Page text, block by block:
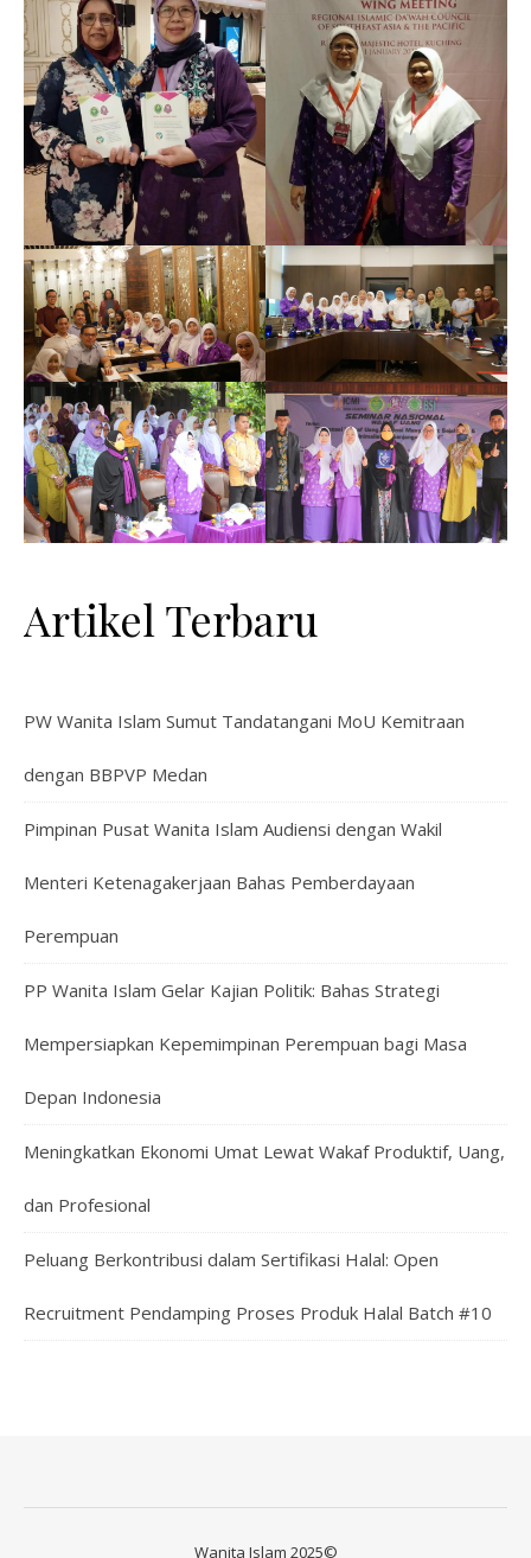
Artikel Terbaru
PW Wanita Islam Sumut Tandatangani MoU Kemitraan
dengan BBPVP Medan
Pimpinan Pusat Wanita Islam Audiensi dengan Wakil
Menteri Ketenagakerjaan Bahas Pemberdayaan
Perempuan
PP Wanita Islam Gelar Kajian Politik: Bahas Strategi
Mempersiapkan Kepemimpinan Perempuan bagi Masa
Depan Indonesia
Meningkatkan Ekonomi Umat Lewat Wakaf Produktif, Uang,
dan Profesional
Peluang Berkontribusi dalam Sertifikasi Halal: Open
Recruitment Pendamping Proses Produk Halal Batch #10
Wanita Islam 2025©